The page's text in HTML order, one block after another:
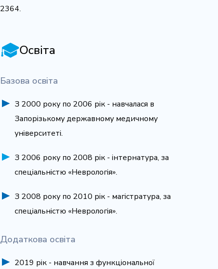
2364.
Освіта
Базова освіта
З 2000 року по 2006 рік - навчалася в
Запорізькому державному медичному
університеті.
З 2006 року по 2008 рік - інтернатура, за
спеціальністю «Неврологія».
З 2008 року по 2010 рік - магістратура, за
спеціальністю «Неврологія».
Додаткова освіта
2019 рік - навчання з функціональної